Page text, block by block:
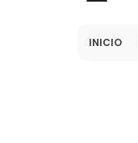
INICIO